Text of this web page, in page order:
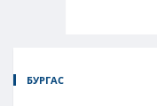
БУРГАС